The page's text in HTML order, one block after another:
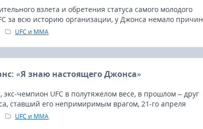
взлета и обретения статуса самого молодого
за всю историю организации, у Джонса немало причин
и 3-я защита титула прошла успешно.
UFC и MMA
«Я знаю настоящего Джонса»
экс-чемпион UFC в полутяжелом весе, в прошлом – друг
ставший его непримиримым врагом, 21-го апреля
из участников главного боя UFC 145 в Атланте.
UFC и MMA
RCC Kyokushin Fight 5